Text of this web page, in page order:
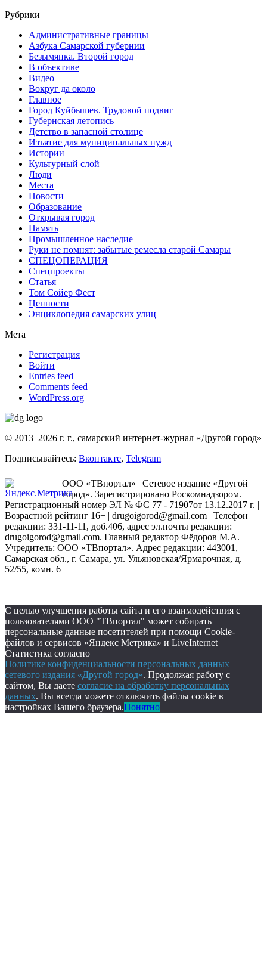
Рубрики
Административные границы
Азбука Самарской губернии
Безымянка. Второй город
В объективе
Видео
Вокруг да около
Главное
Город Куйбышев. Трудовой подвиг
Губернская летопись
Детство в запасной столице
Изъятие для муниципальных нужд
Истории
Культурный слой
Люди
Места
Новости
Образование
Открывая город
Память
Промышленное наследие
Руки не помнят: забытые ремесла старой Самары
СПЕЦОПЕРАЦИЯ
Спецпроекты
Статья
Том Сойер Фест
Ценности
Энциклопедия самарских улиц
Мета
Регистрация
Войти
Entries feed
Comments feed
WordPress.org
© 2013–2026 г. г., самарский интернет-журнал «Другой город»
Подписывайтесь: Вконтакте, Telegram
ООО «ТВпортал» | Сетевое издание «Другой
город». Зарегистрировано Роскомнадзором.
Регистрационный номер ЭЛ № ФС 77 - 71907от 13.12.2017 г. |
Возрастной рейтинг 16+ | drugoigorod@gmail.com | Телефон
редакции: 331-11-11, доб.406, адрес эл.почты редакции:
drugoigorod@gmail.com. Главный редактор Фёдоров М.А.
Учредитель: ООО «ТВпортал». Адрес редакции: 443001,
Самарская обл., г. Самара, ул. Ульяновская/Ярмарочная, д.
52/55, комн. 6
С целью улучшения работы сайта и его взаимодействия с
пользователями ООО "ТВпортал" может собирать
персональные данные посетителей при помощи Cookie-
файлов и сервисов «Яндекс Метрика» и LiveInternet
Статистика согласно
Политике конфиденциальности персональных данных
сетевого издания «Другой город». Продолжая работу с
сайтом, Вы даете согласие на обработку персональных
данных. Вы всегда можете отключить файлы cookie в
настройках Вашего браузера.Понятно